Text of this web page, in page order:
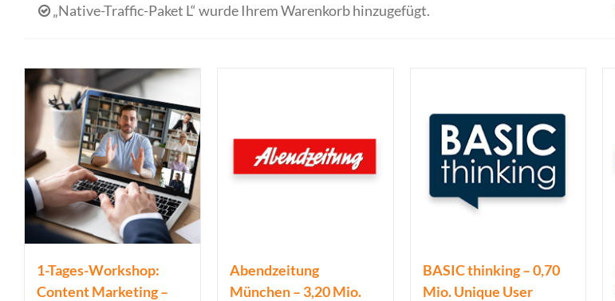
„Native-Traffic-Paket L“ wurde Ihrem Warenkorb hinzugefügt.
1-Tages-Workshop:
Content Marketing –
Abendzeitung
München – 3,20 Mio.
BASIC thinking – 0,70
Mio. Unique User